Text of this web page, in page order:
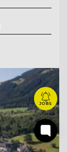
JOBS